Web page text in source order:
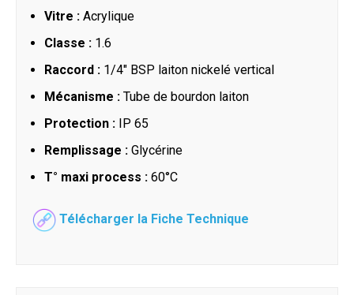
Vitre : Acrylique
Classe : 1.6
Raccord : 1/4" BSP laiton nickelé vertical
Mécanisme : Tube de bourdon laiton
Protection : IP 65
Remplissage : Glycérine
T° maxi process : 60°C
Télécharger la Fiche Technique